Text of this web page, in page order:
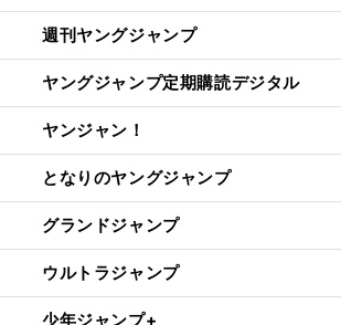
週刊ヤングジャンプ
ヤングジャンプ定期購読デジタル
ヤンジャン！
となりのヤングジャンプ
グランドジャンプ
ウルトラジャンプ
少年ジャンプ+